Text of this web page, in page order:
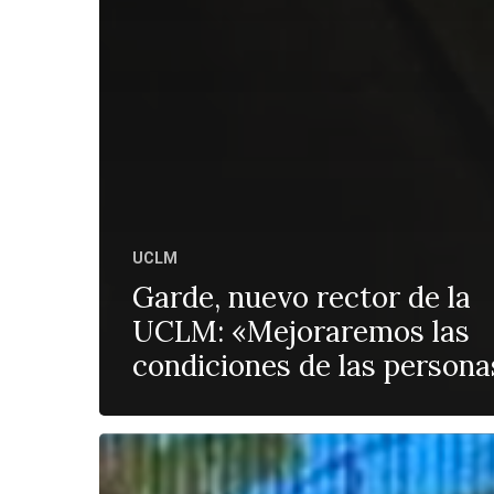
UCLM
Garde, nuevo rector de la
UCLM: «Mejoraremos las
condiciones de las